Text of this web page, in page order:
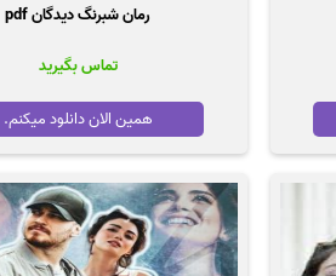
رمان شبرنگ دیدگان pdf
تماس بگیرید
همین الان دانلود میکنم.